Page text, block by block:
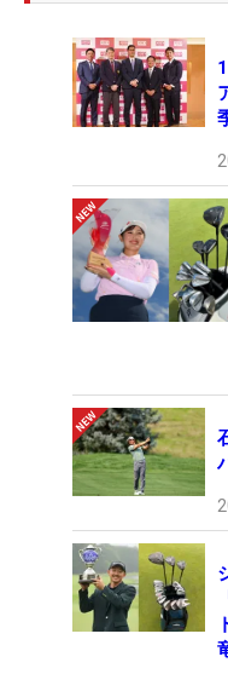
7位T：上田諭尉(-11)
7位T：横田真一(-11)
7位T：森田徹(-11)
27位T：石川遼(-8)他